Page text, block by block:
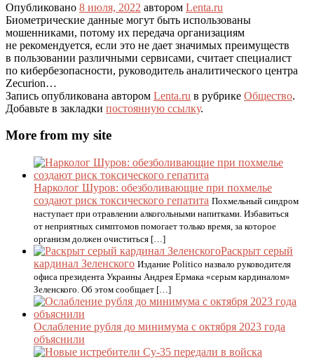
Опубликовано 8 июля, 2022 автором Lenta.ru
Биометрические данные могут быть использованы
мошенниками, потому их передача организациям
не рекомендуется, если это не дает значимых преимуществ
в пользовании различными сервисами, считает специалист
по кибербезопасности, руководитель аналитического центра
Zecurion…
Запись опубликована автором Lenta.ru в рубрике Общество.
Добавьте в закладки постоянную ссылку.
More from my site
Нарколог Шуров: обезболивающие при похмелье
создают риск токсического гепатита Похмельный синдром
наступает при отравлении алкогольными напитками. Избавиться
от неприятных симптомов помогает только время, за которое
организм должен очиститься […]
Раскрыт серый
кардинал Зеленского Издание Politico назвало руководителя
офиса президента Украины Андрея Ермака «серым кардиналом»
Зеленского. Об этом сообщает […]
Ослабление рубля до минимума с октября 2023 года
объяснили